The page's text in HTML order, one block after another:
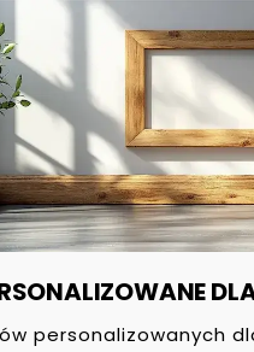
personalizowanych